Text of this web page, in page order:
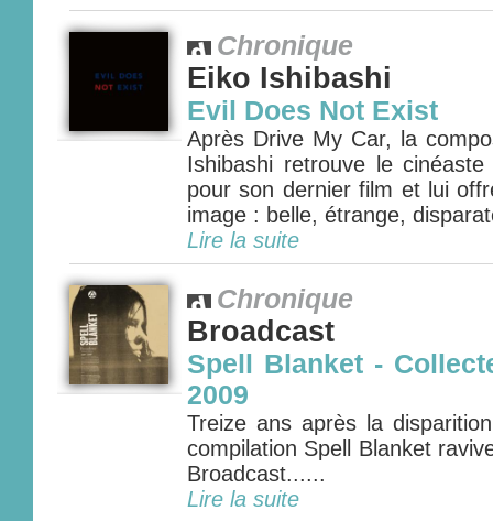
Chronique
Eiko Ishibashi
Evil Does Not Exist
Après Drive My Car, la
Ishibashi retrouve le
pour son dernier film et lui
image : belle, étrange,
Lire la suite
Chronique
Broadcast
Spell Blanket -
2009
Treize ans après la
compilation Spell Blanket
Broadcast......
Lire la suite